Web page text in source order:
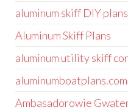
aluminum skiff DIY plans
Aluminum Skiff Plans
aluminum utility skiff
aluminumboatplans.com
Ambasadorowie